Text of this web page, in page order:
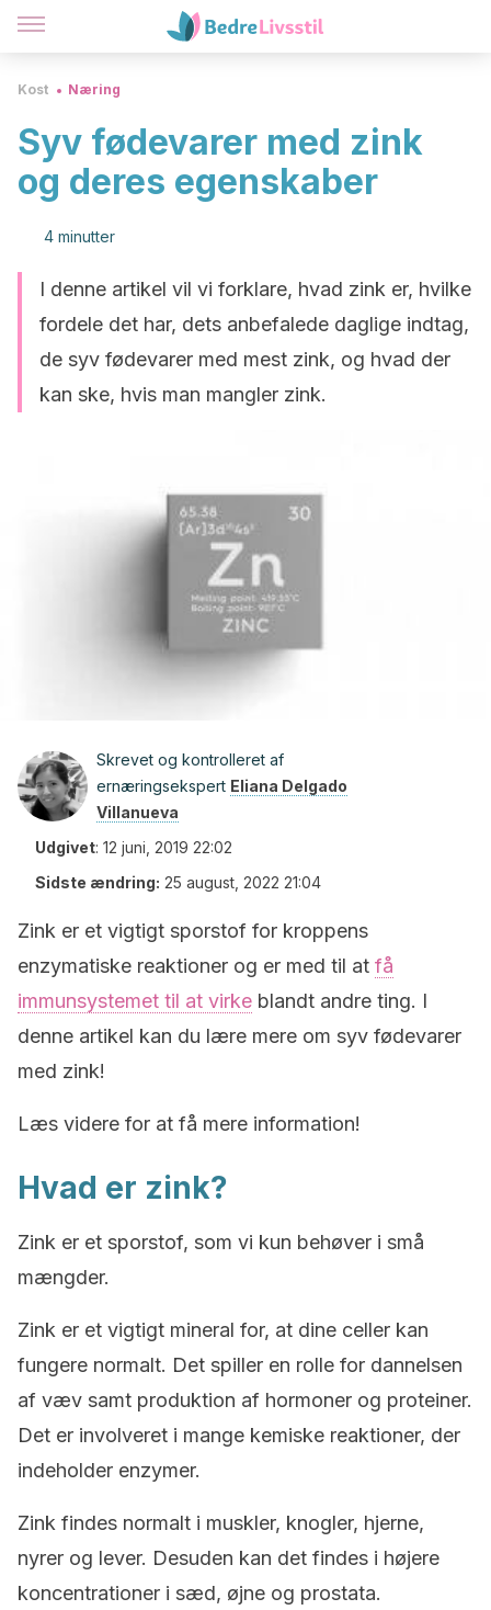
Kost Næring
Syv fødevarer med zink
og deres egenskaber
4 minutter
I denne artikel vil vi forklare, hvad zink er, hvilke
fordele det har, dets anbefalede daglige indtag,
de syv fødevarer med mest zink, og hvad der
kan ske, hvis man mangler zink.
Skrevet og kontrolleret af
ernæringsekspert Eliana Delgado
Villanueva
Udgivet: 12 juni, 2019 22:02
Sidste ændring: 25 august, 2022 21:04
Zink er et vigtigt sporstof for kroppens
enzymatiske reaktioner og er med til at få
immunsystemet til at virke blandt andre ting. I
denne artikel kan du lære mere om syv fødevarer
med zink!
Læs videre for at få mere information!
Hvad er zink?
Zink er et sporstof, som vi kun behøver i små
mængder.
Zink er et vigtigt mineral for, at dine celler kan
fungere normalt. Det spiller en rolle for dannelsen
af væv samt produktion af hormoner og proteiner.
Det er involveret i mange kemiske reaktioner, der
indeholder enzymer.
Zink findes normalt i muskler, knogler, hjerne,
nyrer og lever. Desuden kan det findes i højere
koncentrationer i sæd, øjne og prostata.